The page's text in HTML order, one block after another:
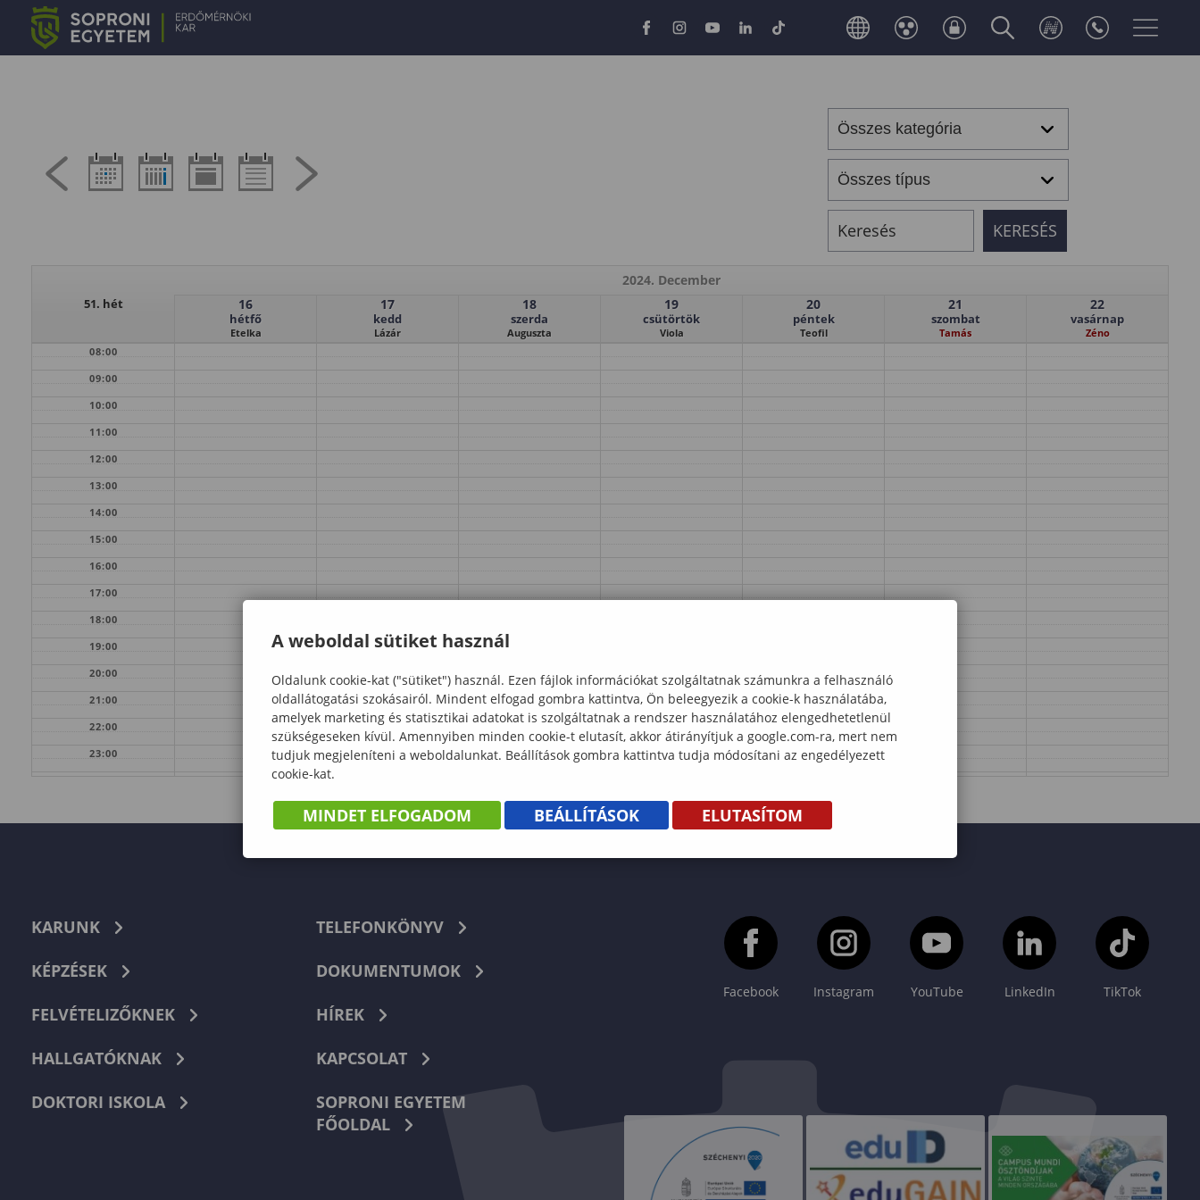
51. hét
2024. December
16
hétfő
Etelka
17
kedd
Lázár
18
szerda
Auguszta
19
csütörtök
Viola
20
péntek
Teofil
21
szombat
Tamás
22
vasárnap
Zéno
08:00
09:00
10:00
11:00
12:00
13:00
14:00
15:00
16:00
17:00
18:00
19:00
20:00
21:00
22:00
23:00
KARUNK
KÉPZÉSEK
FELVÉTELIZŐKNEK
HALLGATÓKNAK
DOKTORI ISKOLA
TELEFONKÖNYV
DOKUMENTUMOK
HÍREK
KAPCSOLAT
SOPRONI EGYETEM
FŐOLDAL
Facebook Instagram YouTube LinkedIn TikTok
A weboldal sütiket használ
Oldalunk cookie-kat ("sütiket") használ. Ezen fájlok információkat szolgáltatnak számunkra a felhasználó
oldallátogatási szokásairól. Mindent elfogad gombra kattintva, Ön beleegyezik a cookie-k használatába,
amelyek marketing és statisztikai adatokat is szolgáltatnak a rendszer használatához elengedhetetlenül
szükségeseken kívül. Amennyiben minden cookie-t elutasít, akkor átirányítjuk a google.com-ra, mert nem
tudjuk megjeleníteni a weboldalunkat. Beállítások gombra kattintva tudja módosítani az engedélyezett
cookie-kat.
MINDET ELFOGADOM BEÁLLÍTÁSOK ELUTASÍTOM